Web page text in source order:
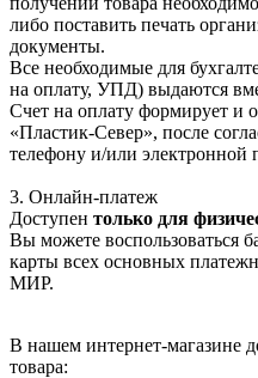
либо поставить печать
документы.
Все необходимые для
на оплату, УПД) выдаются
Счет на оплату формирует
«Пластик-Север», после
телефону и/или электронной
3. Онлайн-платеж
Доступен только для
Вы можете воспользоваться
карты всех основных
МИР.
В нашем интернет-магазине
товара: